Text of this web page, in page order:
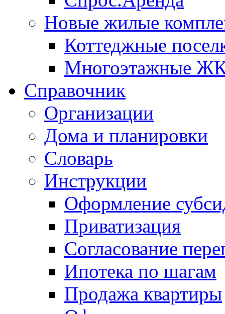
Новые жилые
Коттеджные
Многоэтажные
Справочник
Организации
Дома и планировки
Словарь
Инструкции
Оформление
Приватизация
Согласование
Ипотека по шагам
Продажа квартиры